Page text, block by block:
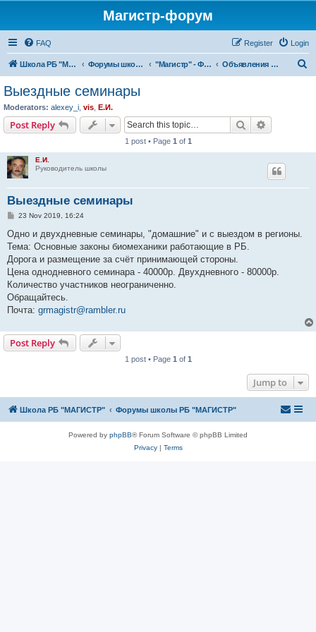
Магистр-форум
FAQ Login
Register
Школа РБ "МАГИСТР" Форумы школы РБ "МАГИСТР" "Магистр" - Форумы. Объявления администрации
Выездные семинары
Moderators: alexey_i vis Е.И.
Post Reply Search
1 post • Page 1 of 1
Е.И.
Руководитель школы
Выездные семинары
P
s
t
23 Nov 2019, 16:24
Одно и двухдневные семинары, "домашние" и с выездом в регионы.
Тема: Основные законы биомеханики работающие в РБ.
Дорога и размещение за счёт принимающей стороны.
Цена однодневного семинара - 40000р. Двухдневного - 80000р.
Количество участников неограниченно.
Обращайтесь.
Почта: grmagistr@rambler.ru
Post Reply
1 post • Page 1 of 1
Jump to
Школа РБ "МАГИСТР" Форумы школы РБ "МАГИСТР"
Powered by phpBB® Forum Software © phpBB Limited
Privacy| Terms